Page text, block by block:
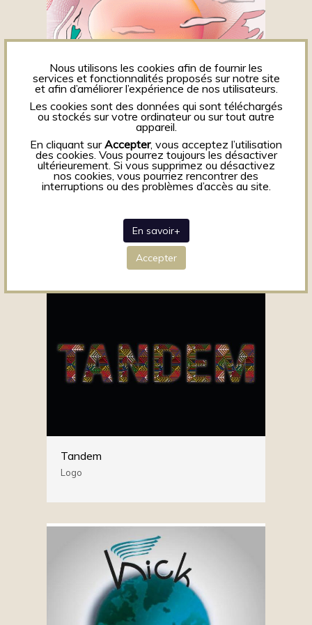
Nous utilisons les cookies afin de fournir les
services et fonctionnalités proposés sur notre site
et afin d’améliorer l’expérience de nos utilisateurs.
Les cookies sont des données qui sont téléchargés
ou stockés sur votre ordinateur ou sur tout autre
appareil.
En cliquant surAccepter, vous acceptez l’utilisation
des cookies. Vous pourrez toujours les désactiver
ultérieurement. Si vous supprimez ou désactivez
nos cookies, vous pourriez rencontrer des
interruptions ou des problèmes d’accès au site.
En savoir+
Accepter
Balade sur le Zéphyr
Tandem
Logo